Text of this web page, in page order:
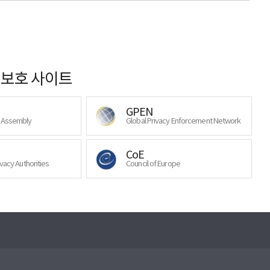
호 사이트
GPEN
Global Privacy Enforcement Network
Authorities
CoE
Council of Europe